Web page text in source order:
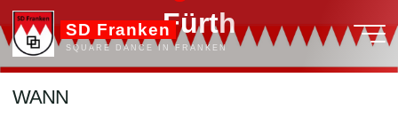
Zum
Inhalt
springen
SD Franken
SQUARE DANCE IN FRANKEN
Fürth
WANN